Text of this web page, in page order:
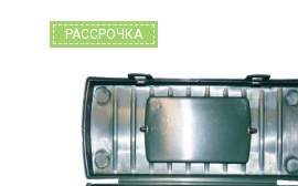
РАССРОЧКА